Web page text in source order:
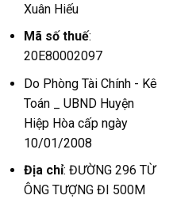
Xuân Hiếu
Mã số thuế:
20E80002097
Do Phòng Tài Chính - Kê
Toán _ UBND Huyện
Hiệp Hòa cấp ngày
10/01/2008
Địa chỉ: ĐƯỜNG 296 TỪ
ÔNG TƯỢNG ĐI 500M